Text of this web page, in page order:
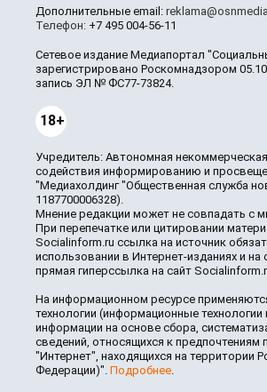
Дополнительные email:
Телефон: +7 495 004-56-11
Сетевое издание Медиапортал
зарегистрировано Роскомнадзором
запись ЭЛ № ФС77-73824.
18+
Учредитель: Автономная
содействия информированию и
"Медиахолдинг "Общественная служба
1187700006328).
Мнение редакции может не совпадать с
При перепечатке или цитировании
Socialinform.ru ссылка на источник
использовании в Интернет-изданиях и на
прямая гиперссылка на сайт
На информационном ресурсе
технологии (информационные
информации на основе сбора,
сведений, относящихся к предпочтениям
"Интернет", находящихся на территории
Федерации)". Подробнее.